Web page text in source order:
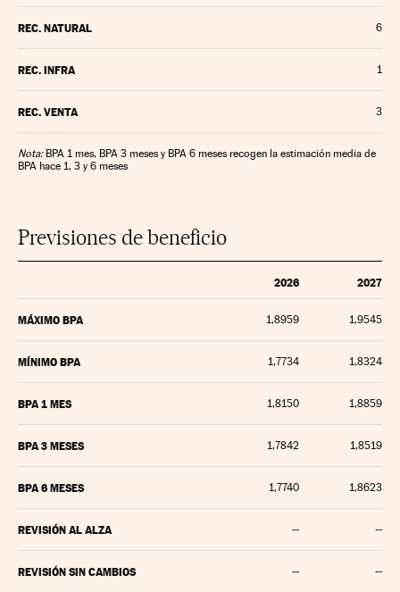
REC. NATURAL 6
REC. INFRA 1
REC. VENTA 3
Nota:BPA 1 mes, BPA 3 meses y BPA 6 meses recogen la estimación media de
BPA hace 1, 3 y 6 meses
Previsiones de beneficio
2026 2027
MÁXIMO BPA 1,8959 1,9545
MÍNIMO BPA 1,7734 1,8324
BPA 1 MES 1,8150 1,8859
BPA 3 MESES 1,7842 1,8519
BPA 6 MESES 1,7740 1,8623
REVISIÓN AL ALZA -- --
REVISIÓN SIN CAMBIOS -- --